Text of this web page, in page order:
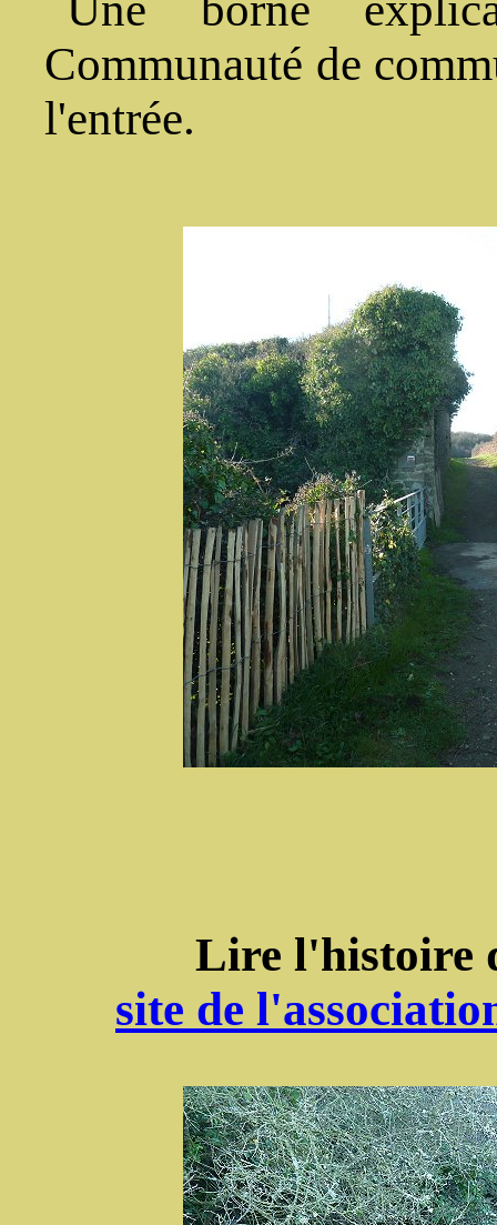
Communauté de
l'entrée.
Lire l'histoire
site de